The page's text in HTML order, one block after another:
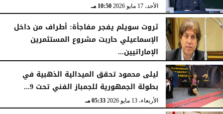
الأحد، 17 مايو 2026 10:50 مـ
ثروت سويلم يفجر مفاجأة: أطراف من داخل
الإسماعيلي حاربت مشروع المستثمرين
الإماراتيين...
الأحد، 17 مايو 2026 10:47 مـ
ليلى محمود تحقق الميدالية الذهبية في
بطولة الجمهورية للجمباز الفني تحت 9...
الأربعاء، 13 مايو 2026 05:33 مـ